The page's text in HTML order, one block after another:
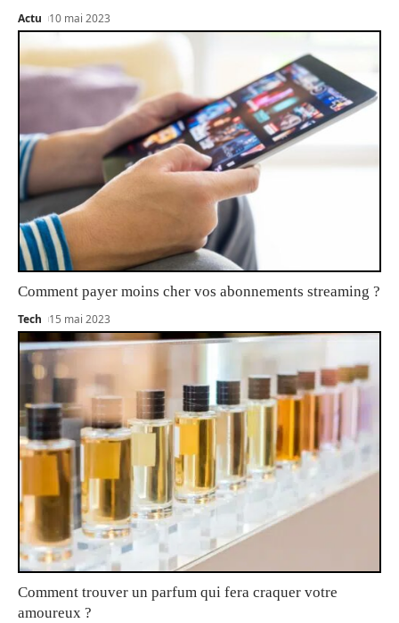
Actu 10 mai 2023
Comment payer moins cher vos abonnements streaming ?
Tech 15 mai 2023
Comment trouver un parfum qui fera craquer votre
amoureux ?